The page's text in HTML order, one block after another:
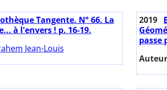
Tangente. N° 66. La
à l'envers ! p. 16-19.
Jean-Louis
2019
passe